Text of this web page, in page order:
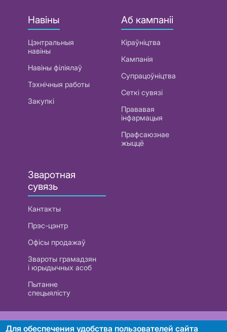
Навіны
Цэнтральныя
навіны
Навіны філіялаў
Тэхнічныя работы
Закупкі
Аб кампаніі
Кіраўніцтва
Кампанія
Супрацоўніцтва
Сеткі сувязі
Прававая
інфармацыя
Прафсаюзнае
жыццё
Зваротная
сувязь
Кантакты
Прэс-цэнтр
Офісы продажаў
Звароты грамадзян
і юрыдычных асоб
Пытанне
спецыялісту
РУП «Белтэлекам». УНП 101007741
Для обеспечения удобства пользователей сайта